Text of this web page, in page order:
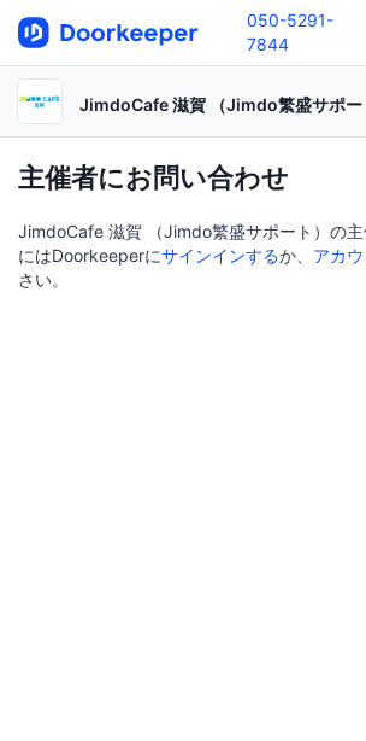
050-5291-
7844
JimdoCafe 滋賀 （Jimdo繁盛サポー
主催者にお問い合わせ
JimdoCafe 滋賀 （Jimdo繁盛サポート）の
にはDoorkeeperにサインインするか、 アカ
さい。